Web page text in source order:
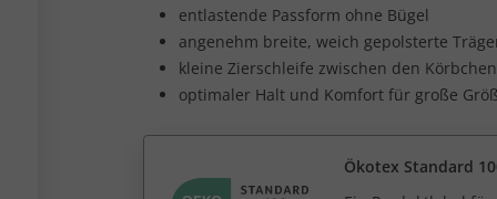
entlastende Passform ohne Bügel
angenehm breite, weich gepolsterte
kleine Zierschleife zwischen den Körbchen
optimaler Halt und Komfort für große
Ökotex Standard